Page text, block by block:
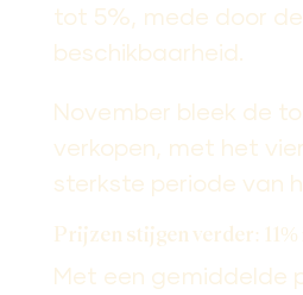
tot 5%, mede door
beschikbaarheid.
November bleek de
verkopen, met het
sterkste periode van
Prijzen stijgen verder: 11%
Met een gemiddelde